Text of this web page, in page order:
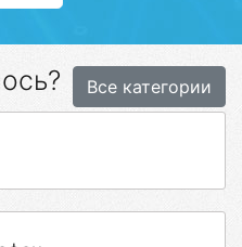
Все категории